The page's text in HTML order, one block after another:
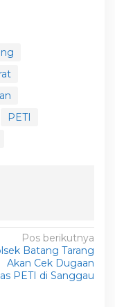
PETI
Pos berikutnya
Batang Tarang
Akan Cek Dugaan
PETI di Sanggau